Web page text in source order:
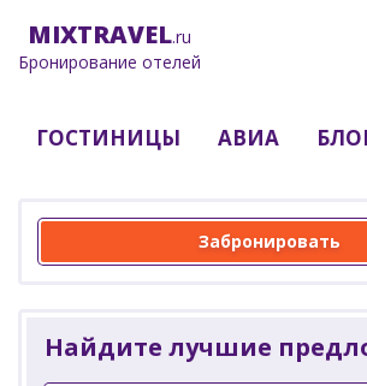
MIXTRAVEL.ru
Бронирование отелей
ГОСТИНИЦЫ АВИА
Забронировать
Найдите лучшие